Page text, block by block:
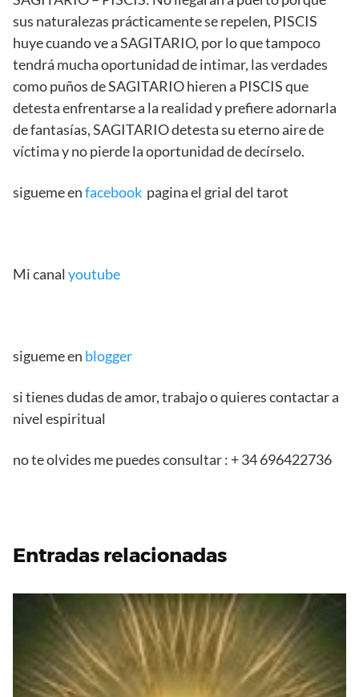
sus naturalezas prácticamente se repelen, PISCIS
huye cuando ve a SAGITARIO, por lo que tampoco
tendrá mucha oportunidad de intimar, las verdades
como puños de SAGITARIO hieren a PISCIS que
detesta enfrentarse a la realidad y prefiere adornarla
de fantasías, SAGITARIO detesta su eterno aire de
víctima y no pierde la oportunidad de decírselo.
sigueme enfacebook pagina el grial del tarot
Mi canal youtube
sigueme en blogger
si tienes dudas de amor, trabajo o quieres contactar a
nivel espiritual
no te olvides me puedes consultar : + 34 696422736
Entradas relacionadas